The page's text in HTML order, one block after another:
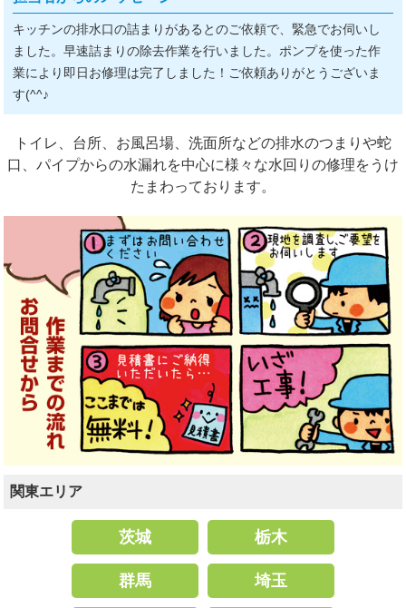
キッチンの排水口の詰まりがあるとのご依頼で、緊急でお伺いし
ました。早速詰まりの除去作業を行いました。ポンプを使った作
業により即日お修理は完了しました！ご依頼ありがとうございま
す(^^♪
トイレ、台所、お風呂場、洗面所などの排水のつまりや蛇
口、パイプからの水漏れを中心に様々な水回りの修理をうけ
たまわっております。
関東エリア
茨城 栃木
群馬 埼玉